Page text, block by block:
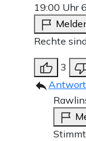
19:00 Uhr
Rechte
3